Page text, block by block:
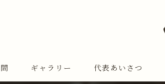
ギャラリー 代表あいさつ